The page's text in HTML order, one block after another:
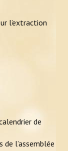
l’extraction
de
l’assemblée